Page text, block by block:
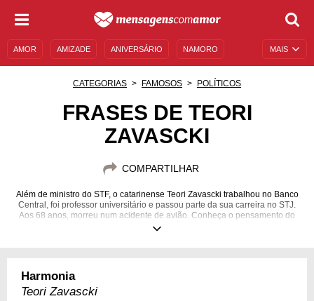
MAIS
AMOR AMIZADE ANIVERSÁRIO NAMORO
MENSAGENS DE ANIVERSÁRIO
CATEGORIAS FAMOSOS POLÍTICOS
FRASES DE TEORI
ZAVASCKI
COMPARTILHAR
Além de ministro do STF, o catarinense Teori Zavascki trabalhou no Banco
Central, foi professor universitário e passou parte da sua carreira no STJ.
Aos 68 anos, morreu num acidente de avião. Conheça o pensamento do
relator-geral da Operação Lava Jato!
Harmonia
Teori Zavascki